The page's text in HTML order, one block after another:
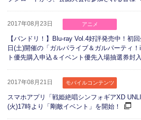
2017年08月23日 アニメ
【バンドリ！】Blu-ray Vol.4好評発売中！初
日(土)開催の「ガルパライブ＆ガルパーティ
ト優先購入申込＆イベント優先入場抽選券封入
2017年08月21日 モバイルコンテンツ
スマホアプリ「戦姫絶唱シンフォギアXD
(火)17時より「剛敵イベント」を開始！